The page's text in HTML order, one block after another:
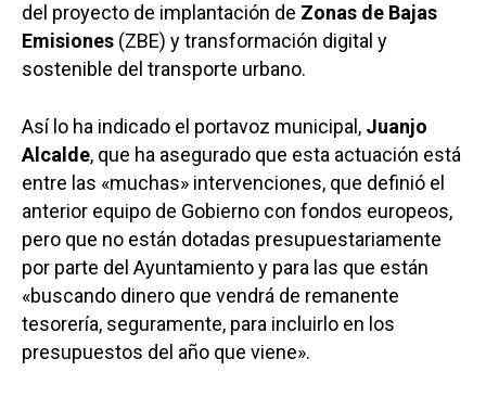
del proyecto de implantación de Zonas de Bajas
Emisiones (ZBE) y transformación digital y
sostenible del transporte urbano.
Así lo ha indicado el portavoz municipal, Juanjo
Alcalde, que ha asegurado que esta actuación está
entre las «muchas» intervenciones, que definió el
anterior equipo de Gobierno con fondos europeos,
pero que no están dotadas presupuestariamente
por parte del Ayuntamiento y para las que están
«buscando dinero que vendrá de remanente
tesorería, seguramente, para incluirlo en los
presupuestos del año que viene».